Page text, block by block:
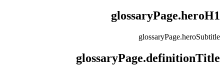
glossaryPage.heroH1
glossaryPage.heroSubtitle
glossaryPage.definitionTitle